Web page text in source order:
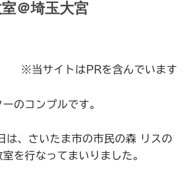
＠埼玉大宮
※当サイトはPRを含んでいます
のコンプルです。
、さいたま市の市民の森 リスの
を行なってまいりました。